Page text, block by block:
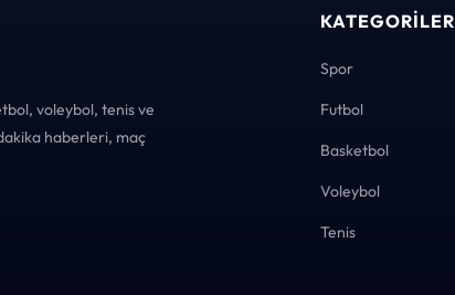
voleybol, tenis ve
haberleri, maç
KATEGORILER
Spor
Futbol
Basketbol
Voleybol
Tenis